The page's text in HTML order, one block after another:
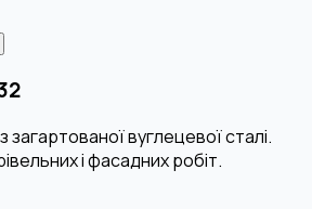
загартованої вуглецевої сталі.
і фасадних робіт.